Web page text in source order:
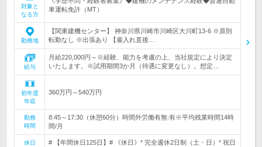
対象と
なる方
車運転免許（MT）
勤務地
【関東建機センター】 神奈川県川崎市川崎区大川町13-6 ※原則
転勤なし ※出張あり 【雇入れ直後…
給与
月給220,000円～※経験、能力を考慮の上、当社規定により決定
いたします。※試用期間3か月（待遇に変更なし）。想定…
初年度
年収
360万円～540万円
勤務
時間
8:45～17:30（休憩60分）時間外労働有無:有※平均残業時間14時
間/月
休日
# 【年間休日125日】# 《休日》* 完全週休2日制（土・日）* 祝日